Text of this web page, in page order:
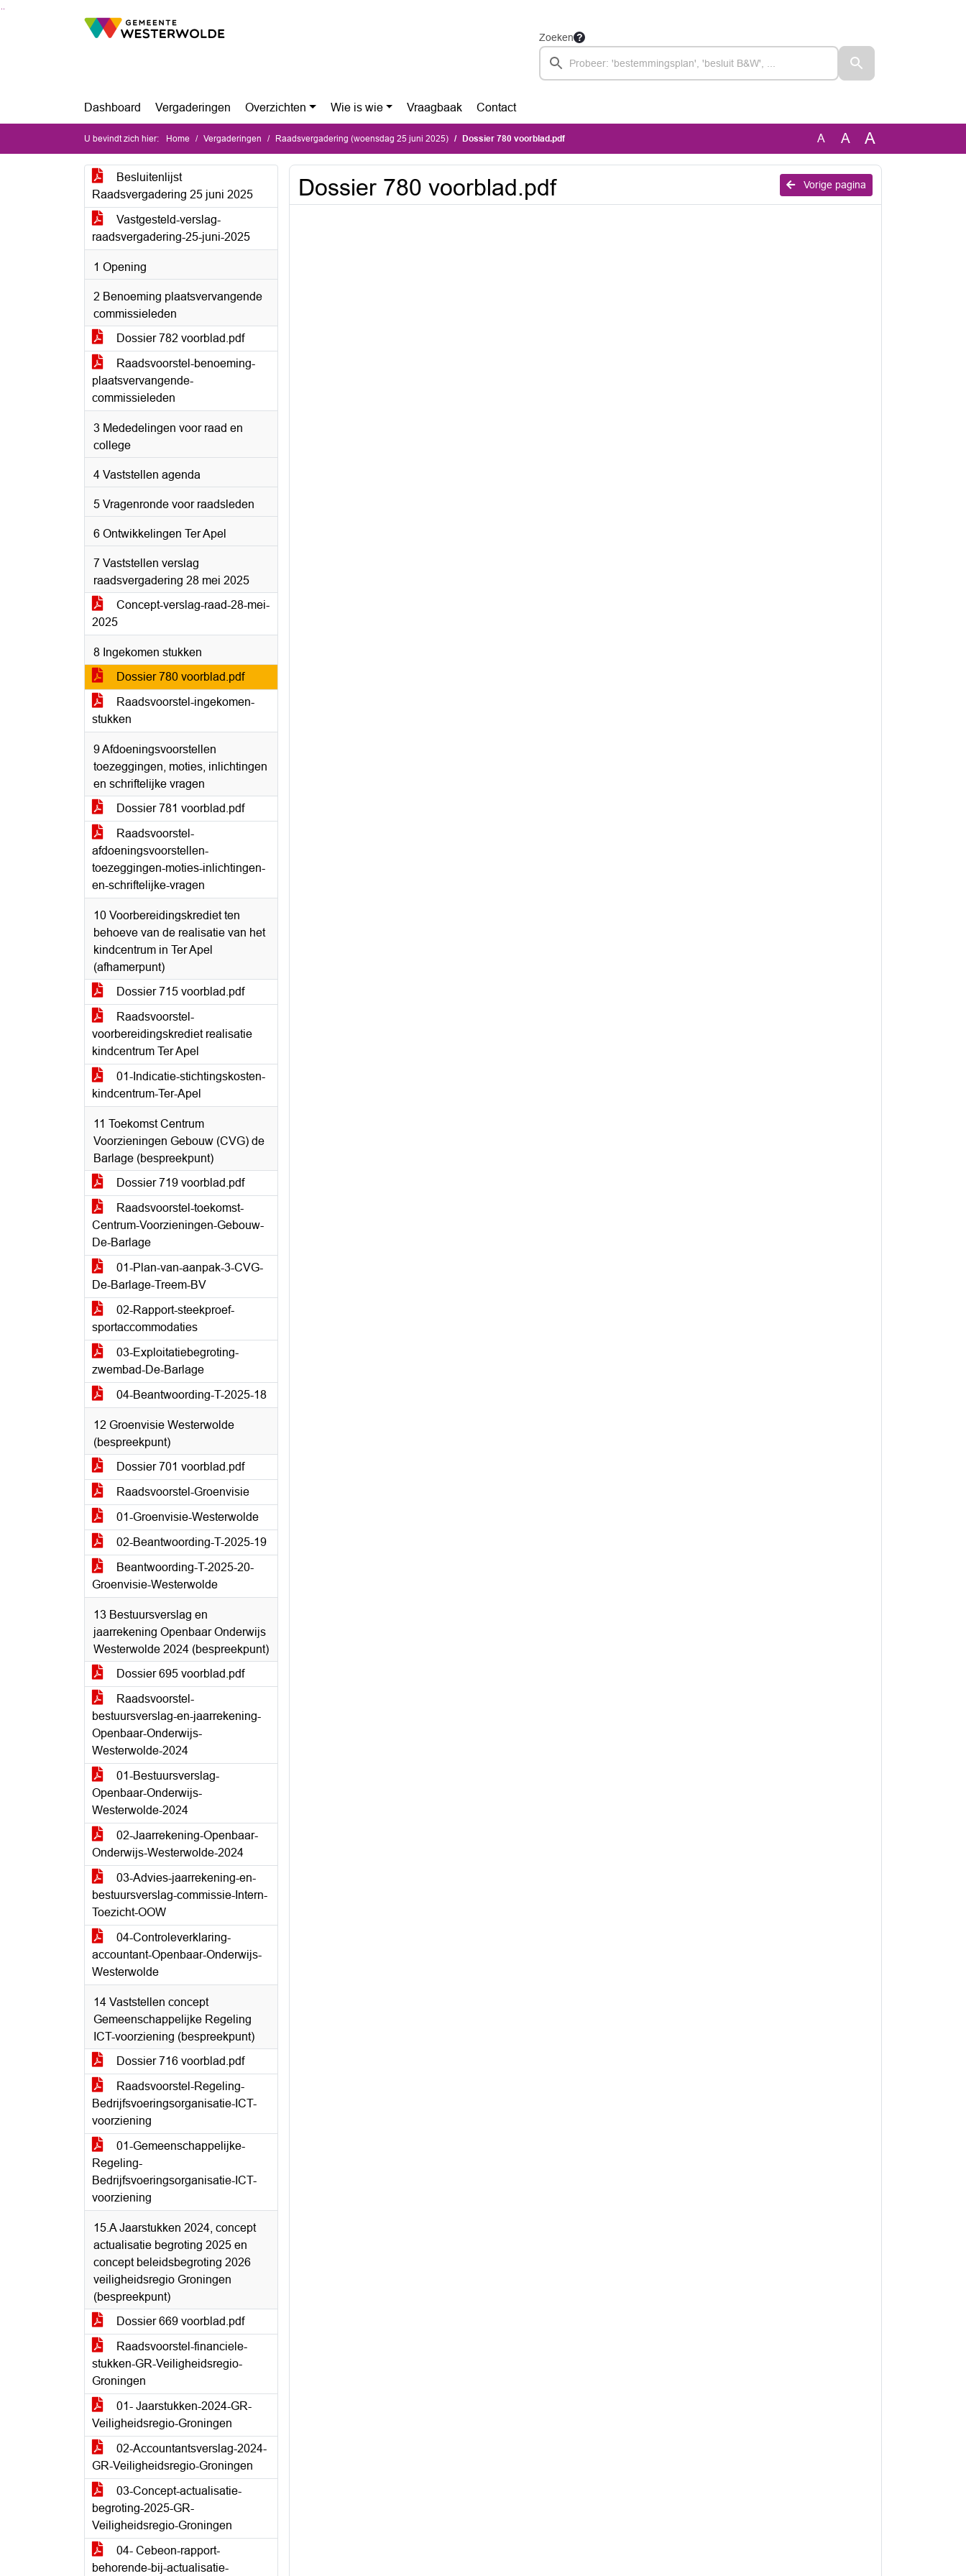
Ga naar de inhoud van deze pagina
Ga naar het zoeken
Ga naar het menu
Zoeken
Dashboard Vergaderingen Overzichten Wie is wie Vraagbaak Contact
U bevindt zich hier: Home Vergaderingen Raadsvergadering (woensdag 25 juni 2025) Dossier 780 voorblad.pdf A A A
Besluitenlijst
Raadsvergadering 25 juni 2025
Vastgesteld-verslag-
raadsvergadering-25-juni-2025
1 Opening
2 Benoeming plaatsvervangende
commissieleden
Dossier 782 voorblad.pdf
Raadsvoorstel-benoeming-
plaatsvervangende-
commissieleden
3 Mededelingen voor raad en
college
4 Vaststellen agenda
5 Vragenronde voor raadsleden
6 Ontwikkelingen Ter Apel
7 Vaststellen verslag
raadsvergadering 28 mei 2025
Concept-verslag-raad-28-mei-
2025
8 Ingekomen stukken
Dossier 780 voorblad.pdf
Raadsvoorstel-ingekomen-
stukken
9 Afdoeningsvoorstellen
toezeggingen, moties, inlichtingen
en schriftelijke vragen
Dossier 781 voorblad.pdf
Raadsvoorstel-
afdoeningsvoorstellen-
toezeggingen-moties-inlichtingen-
en-schriftelijke-vragen
10 Voorbereidingskrediet ten
behoeve van de realisatie van het
kindcentrum in Ter Apel
(afhamerpunt)
Dossier 715 voorblad.pdf
Raadsvoorstel-
voorbereidingskrediet realisatie
kindcentrum Ter Apel
01-Indicatie-stichtingskosten-
kindcentrum-Ter-Apel
11 Toekomst Centrum
Voorzieningen Gebouw (CVG) de
Barlage (bespreekpunt)
Dossier 719 voorblad.pdf
Raadsvoorstel-toekomst-
Centrum-Voorzieningen-Gebouw-
De-Barlage
01-Plan-van-aanpak-3-CVG-
De-Barlage-Treem-BV
02-Rapport-steekproef-
sportaccommodaties
03-Exploitatiebegroting-
zwembad-De-Barlage
04-Beantwoording-T-2025-18
12 Groenvisie Westerwolde
(bespreekpunt)
Dossier 701 voorblad.pdf
Raadsvoorstel-Groenvisie
01-Groenvisie-Westerwolde
02-Beantwoording-T-2025-19
Beantwoording-T-2025-20-
Groenvisie-Westerwolde
13 Bestuursverslag en
jaarrekening Openbaar Onderwijs
Westerwolde 2024 (bespreekpunt)
Dossier 695 voorblad.pdf
Raadsvoorstel-
bestuursverslag-en-jaarrekening-
Openbaar-Onderwijs-
Westerwolde-2024
01-Bestuursverslag-
Openbaar-Onderwijs-
Westerwolde-2024
02-Jaarrekening-Openbaar-
Onderwijs-Westerwolde-2024
03-Advies-jaarrekening-en-
bestuursverslag-commissie-Intern-
Toezicht-OOW
04-Controleverklaring-
accountant-Openbaar-Onderwijs-
Westerwolde
14 Vaststellen concept
Gemeenschappelijke Regeling
ICT-voorziening (bespreekpunt)
Dossier 716 voorblad.pdf
Raadsvoorstel-Regeling-
Bedrijfsvoeringsorganisatie-ICT-
voorziening
01-Gemeenschappelijke-
Regeling-
Bedrijfsvoeringsorganisatie-ICT-
voorziening
15.A Jaarstukken 2024, concept
actualisatie begroting 2025 en
concept beleidsbegroting 2026
veiligheidsregio Groningen
(bespreekpunt)
Dossier 669 voorblad.pdf
Raadsvoorstel-financiele-
stukken-GR-Veiligheidsregio-
Groningen
01- Jaarstukken-2024-GR-
Veiligheidsregio-Groningen
02-Accountantsverslag-2024-
GR-Veiligheidsregio-Groningen
03-Concept-actualisatie-
begroting-2025-GR-
Veiligheidsregio-Groningen
04- Cebeon-rapport-
behorende-bij-actualisatie-
Vorige pagina
Dossier 780 voorblad.pdf